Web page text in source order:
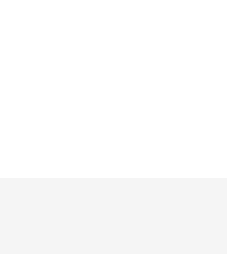
que todo podía
y con calma,
tierras ajadas,
de las amenazas,
a zonas lejanas,
lo que llamamos casa,